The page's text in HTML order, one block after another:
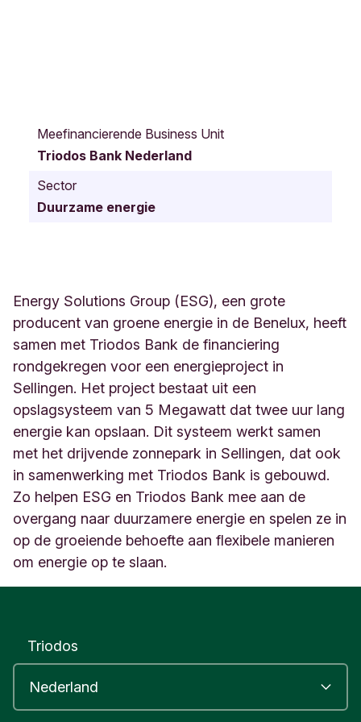
o
e
n
N
e
e
r
l
n
d
Meefinancierende Business Unit
Triodos Bank Nederland
Sector
Duurzame energie
Energy Solutions Group (ESG), een grote
producent van groene energie in de Benelux, heeft
samen met Triodos Bank de financiering
rondgekregen voor een energieproject in
Sellingen. Het project bestaat uit een
opslagsysteem van 5 Megawatt dat twee uur lang
energie kan opslaan. Dit systeem werkt samen
met het drijvende zonnepark in Sellingen, dat ook
in samenwerking met Triodos Bank is gebouwd.
Zo helpen ESG en Triodos Bank mee aan de
overgang naar duurzamere energie en spelen ze in
op de groeiende behoefte aan flexibele manieren
om energie op te slaan.
Triodos